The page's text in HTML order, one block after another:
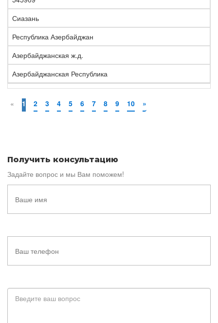
Сиазань
Республика Азербайджан
Азербайджанская ж.д.
Азербайджанская Республика
« 1 2 3 4 5 6 7 8 9 10 »
Получить консультацию
Задайте вопрос и мы Вам поможем!